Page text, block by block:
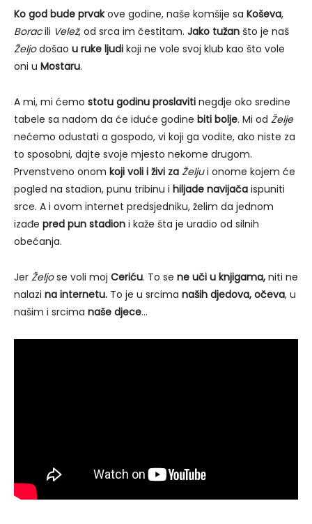
Ko god bude prvakove godine, naše komšije sa Koševa,
Boracili Velež, od srca im čestitam. Jako tužan što je naš
Željodošao u ruke ljudi koji ne vole svoj klub kao što vole
oni u Mostaru.
A mi, mi ćemo stotu godinu proslaviti negdje oko sredine
tabele sa nadom da će iduće godine biti bolje. Mi od Želje
nećemo odustati a gospodo, vi koji ga vodite, ako niste za
to sposobni, dajte svoje mjesto nekome drugom.
Prvenstveno onom koji voli i živi za Željui onome kojem će
pogled na stadion, punu tribinu i hiljade navijača ispuniti
srce. A i ovom internet predsjedniku, želim da jednom
izađe pred pun stadion i kaže šta je uradio od silnih
obećanja.
Jer Željose voli moj Ceriću. To se ne uči u knjigama, niti ne
nalazi na internetu. To je u srcima naših djedova, očeva, u
našim i srcima naše djece…